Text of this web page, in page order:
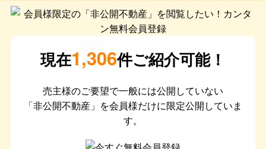
現在1,306件ご紹介可能！
売主様のご要望で一般には公開していない
「非公開不動産」を会員様だけに限定公開していま
す。